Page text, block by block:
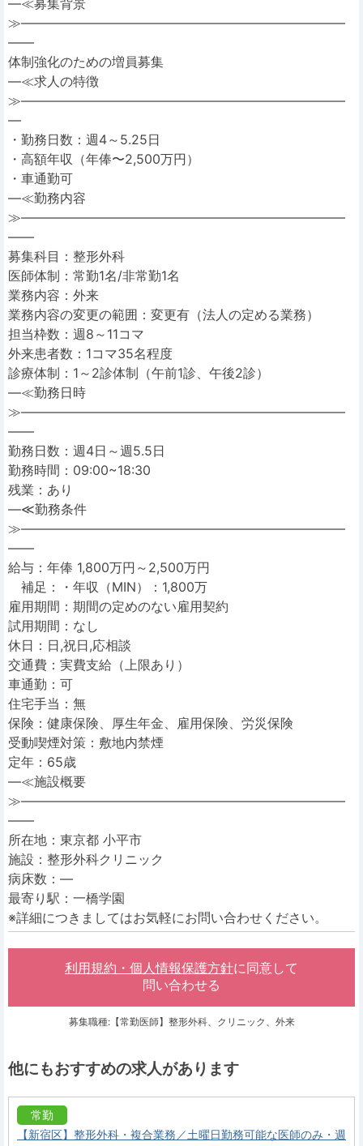
―≪募集背景
≫―――――――――――――――――――――――――
――
体制強化のための増員募集
―≪求人の特徴
≫―――――――――――――――――――――――――
―
・勤務日数：週4～5.25日
・高額年収（年俸〜2,500万円）
・車通勤可
―≪勤務内容
≫―――――――――――――――――――――――――
――
募集科目：整形外科
医師体制：常勤1名/非常勤1名
業務内容：外来
業務内容の変更の範囲：変更有（法人の定める業務）
担当枠数：週8～11コマ
外来患者数：1コマ35名程度
診療体制：1～2診体制（午前1診、午後2診）
―≪勤務日時
≫―――――――――――――――――――――――――
――
勤務日数：週4日～週5.5日
勤務時間：09:00~18:30
残業：あり
―≪勤務条件
≫―――――――――――――――――――――――――
――
給与：年俸 1,800万円～2,500万円
補足：・年収（MIN）：1,800万
雇用期間：期間の定めのない雇用契約
試用期間：なし
休日：日,祝日,応相談
交通費：実費支給（上限あり）
車通勤：可
住宅手当：無
保険：健康保険、厚生年金、雇用保険、労災保険
受動喫煙対策：敷地内禁煙
定年：65歳
―≪施設概要
≫―――――――――――――――――――――――――
――
所在地：東京都 小平市
施設：整形外科クリニック
病床数：―
最寄り駅：一橋学園
※詳細につきましてはお気軽にお問い合わせください。
利用規約・個人情報保護方針に同意して
問い合わせる
募集職種:【常勤医師】整形外科、クリニック、外来
他にもおすすめの求人があります
常勤
【新宿区】整形外科・複合業務／土曜日勤務可能な医師のみ・週